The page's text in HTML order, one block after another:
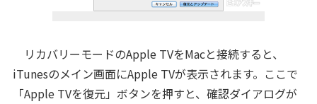
リカバリーモードのApple TVをMacと接続すると、
iTunesのメイン画面にApple TVが表示されます。ここで
「Apple TVを復元」ボタンを押すと、確認ダイアログが